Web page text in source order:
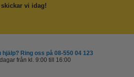
skickar vi idag!
hjälp? Ring oss på 08-550 04 123
från kl. 9:00 till 16:00